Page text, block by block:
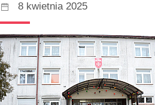
8 kwietnia 2025